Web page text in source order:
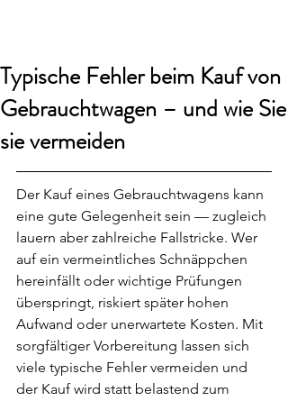
Typische Fehler beim Kauf von
Gebrauchtwagen – und wie Sie
sie vermeiden
Der Kauf eines Gebrauchtwagens kann
eine gute Gelegenheit sein — zugleich
lauern aber zahlreiche Fallstricke. Wer
auf ein vermeintliches Schnäppchen
hereinfällt oder wichtige Prüfungen
überspringt, riskiert später hohen
Aufwand oder unerwartete Kosten. Mit
sorgfältiger Vorbereitung lassen sich
viele typische Fehler vermeiden und
der Kauf wird statt belastend zum